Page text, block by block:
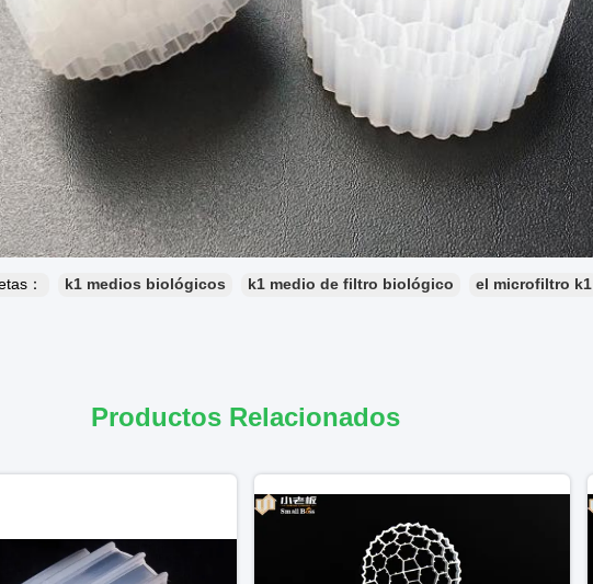
： k1 medios biológicos k1 medio de filtro biológico el microfiltro k1
Productos Relacionados